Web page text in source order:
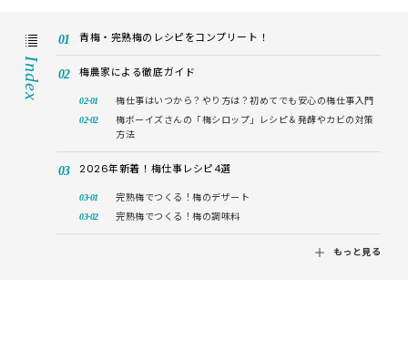
Index
青梅・完熟梅のレシピをコンプリート！
梅農家による徹底ガイド
梅仕事はいつから？やり方は？初めてでも安心の梅仕事入門
梅ボーイズさんの「梅シロップ」レシピ＆発酵やカビの対策
方法
2026年新着！梅仕事レシピ4選
完熟梅でつくる！梅のデザート
完熟梅でつくる！梅の調味料
もっと見る